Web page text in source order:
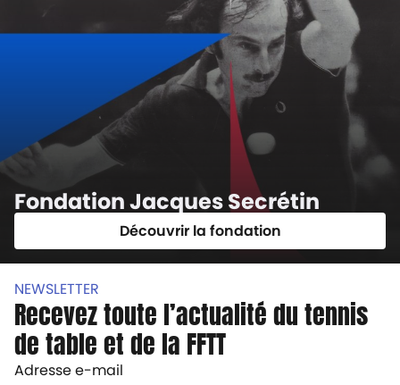
Fondation Jacques Secrétin
Découvrir la fondation
NEWSLETTER
Recevez toute l’actualité du tennis
de table et de la FFTT
Adresse e-mail